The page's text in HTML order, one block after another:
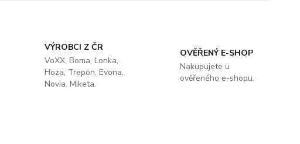
VÝROBCI Z ČR
VoXX, Boma, Lonka,
Hoza, Trepon, Evona,
Novia, Miketa.
OVĚŘENÝ E-SHOP
Nakupujete u
ověřeného e-shopu.